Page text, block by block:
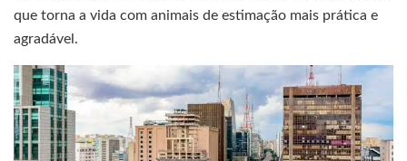
que torna a vida com animais de estimação mais prática e
agradável.